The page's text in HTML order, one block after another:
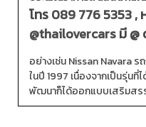
โทร089 776 5353,
@thailovercarsมี @
อย่างเช่น Nissan Navara
ในปี 1997 เนื่องจากเป็นรุ่น
พัฒนาก็ได้ออกแบบเสริมสร